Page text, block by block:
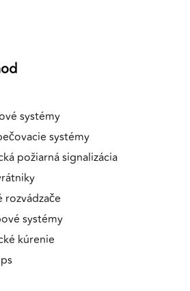
systémy
systémy
požiarná signalizácia
rozvádzače
systémy
kúrenie